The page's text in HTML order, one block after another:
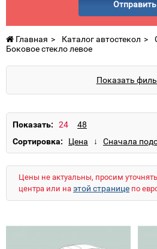
Отправить
Главная Каталог автостекол
Боковое стекло левое
Показать
Показать:
Сортировка:
Цены не актуальны, просим
центра или на этой странице по